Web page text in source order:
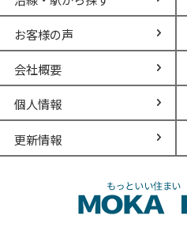
お客様の声
会社概要
個人情報
更新情報